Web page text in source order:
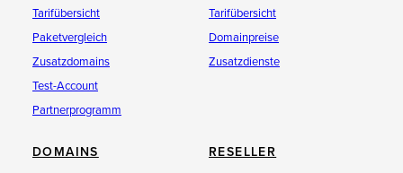
Tarifübersicht
Paketvergleich
Zusatzdomains
Test-Account
Partnerprogramm
Tarifübersicht
Domainpreise
Zusatzdienste
DOMAINS RESELLER